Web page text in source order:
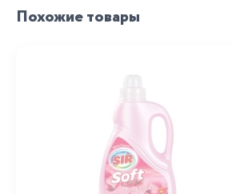
Похожие товары